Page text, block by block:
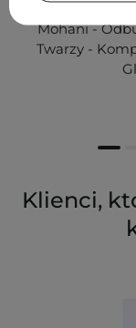
Mohani -
Twarzy -
Klienci,